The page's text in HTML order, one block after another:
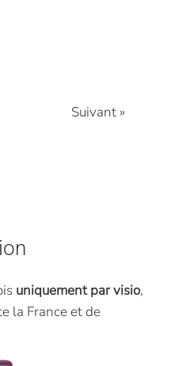
Suivant »
uniquement par visio,
la France et de